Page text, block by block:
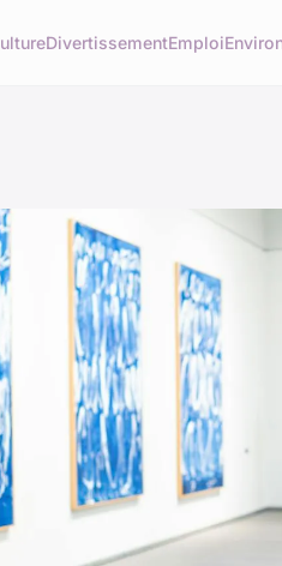
DivertissementEmploi